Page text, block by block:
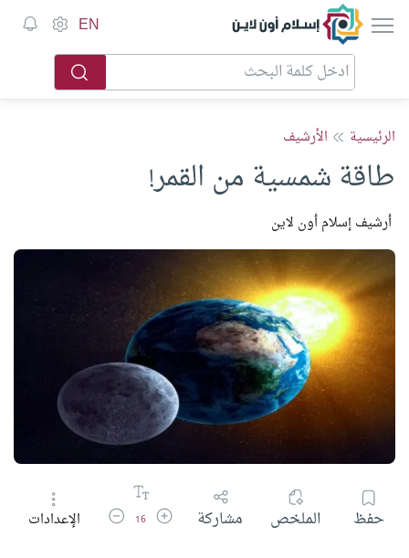
إسلام أون لاين EN
الرئيسية الأرشيف
طاقة شمسية من القمر!
أرشيف إسلام أون لاين
حفظ الملخص مشاركة زيادة حجم الخط
16 تقليل حجم الخط
الإعدادات